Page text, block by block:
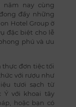
năm nay cùng
đầy những
Hotel Group ờ
đặc biệt cho lễ
phú và ưu
thực đơn tiệc tối
với rượu như
tươi sạch từ
Ý với khoai tây
hoặc bạn có